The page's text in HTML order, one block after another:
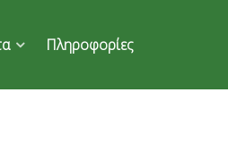
Πληροφορίες